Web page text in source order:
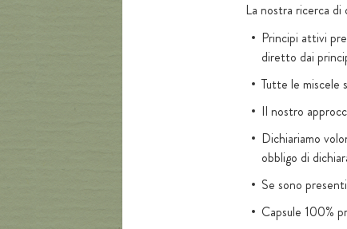
La nostra ricerca di
Principi attivi
diretto dai
Tutte le miscele
Il nostro
Dichiariamo
obbligo di
Se sono
Capsule 100%